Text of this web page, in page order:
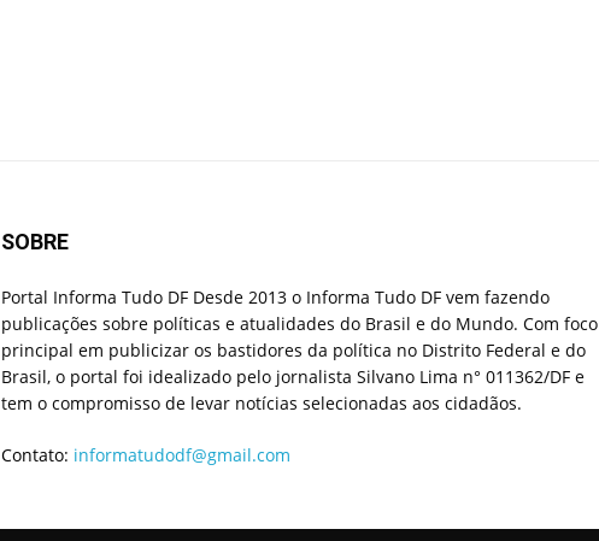
SOBRE
Portal Informa Tudo DF Desde 2013 o Informa Tudo DF vem fazendo
publicações sobre políticas e atualidades do Brasil e do Mundo. Com foco
principal em publicizar os bastidores da política no Distrito Federal e do
Brasil, o portal foi idealizado pelo jornalista Silvano Lima n° 011362/DF e
tem o compromisso de levar notícias selecionadas aos cidadãos.
Contato: informatudodf@gmail.com